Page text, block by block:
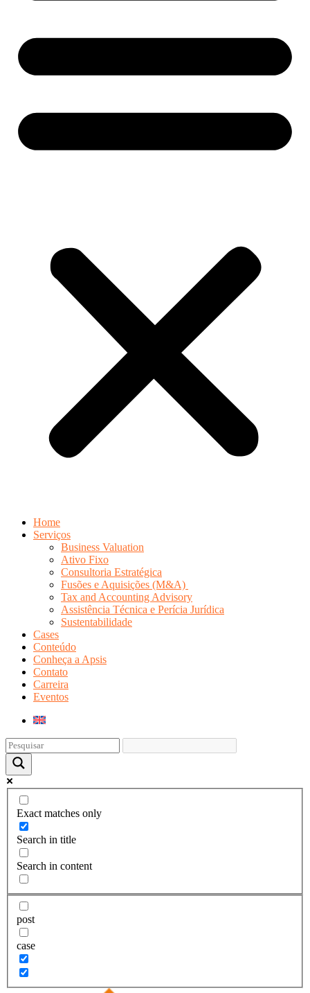
Home
Serviços
Business Valuation
Ativo Fixo
Consultoria Estratégica
Fusões e Aquisições (M&A)
Tax and Accounting Advisory
Assistência Técnica e Perícia Jurídica
Sustentabilidade
Cases
Conteúdo
Conheça a Apsis
Contato
Carreira
Eventos
Exact matches only
Search in title
Search in content
post
case